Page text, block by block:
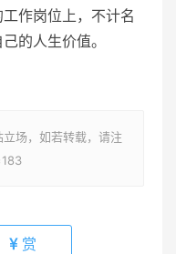
作岗位上，不计名
的人生价值。
场，如若转载，请注
赏